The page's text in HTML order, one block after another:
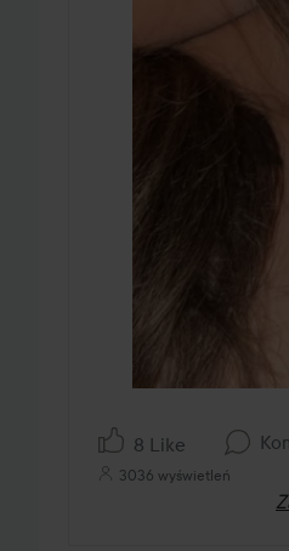
8 Like
3036 wyświetleń